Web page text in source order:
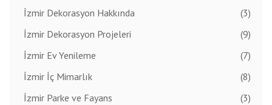
İzmir Dekorasyon Hakkında
(3)
İzmir Dekorasyon Projeleri
(9)
İzmir Ev Yenileme
(7)
İzmir İç Mimarlık
(8)
İzmir Parke ve Fayans
(3)